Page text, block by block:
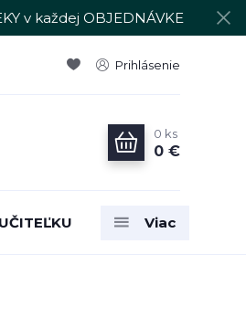
v každej OBJEDNÁVKE
Prihlásenie
0 ks
0 €
Viac